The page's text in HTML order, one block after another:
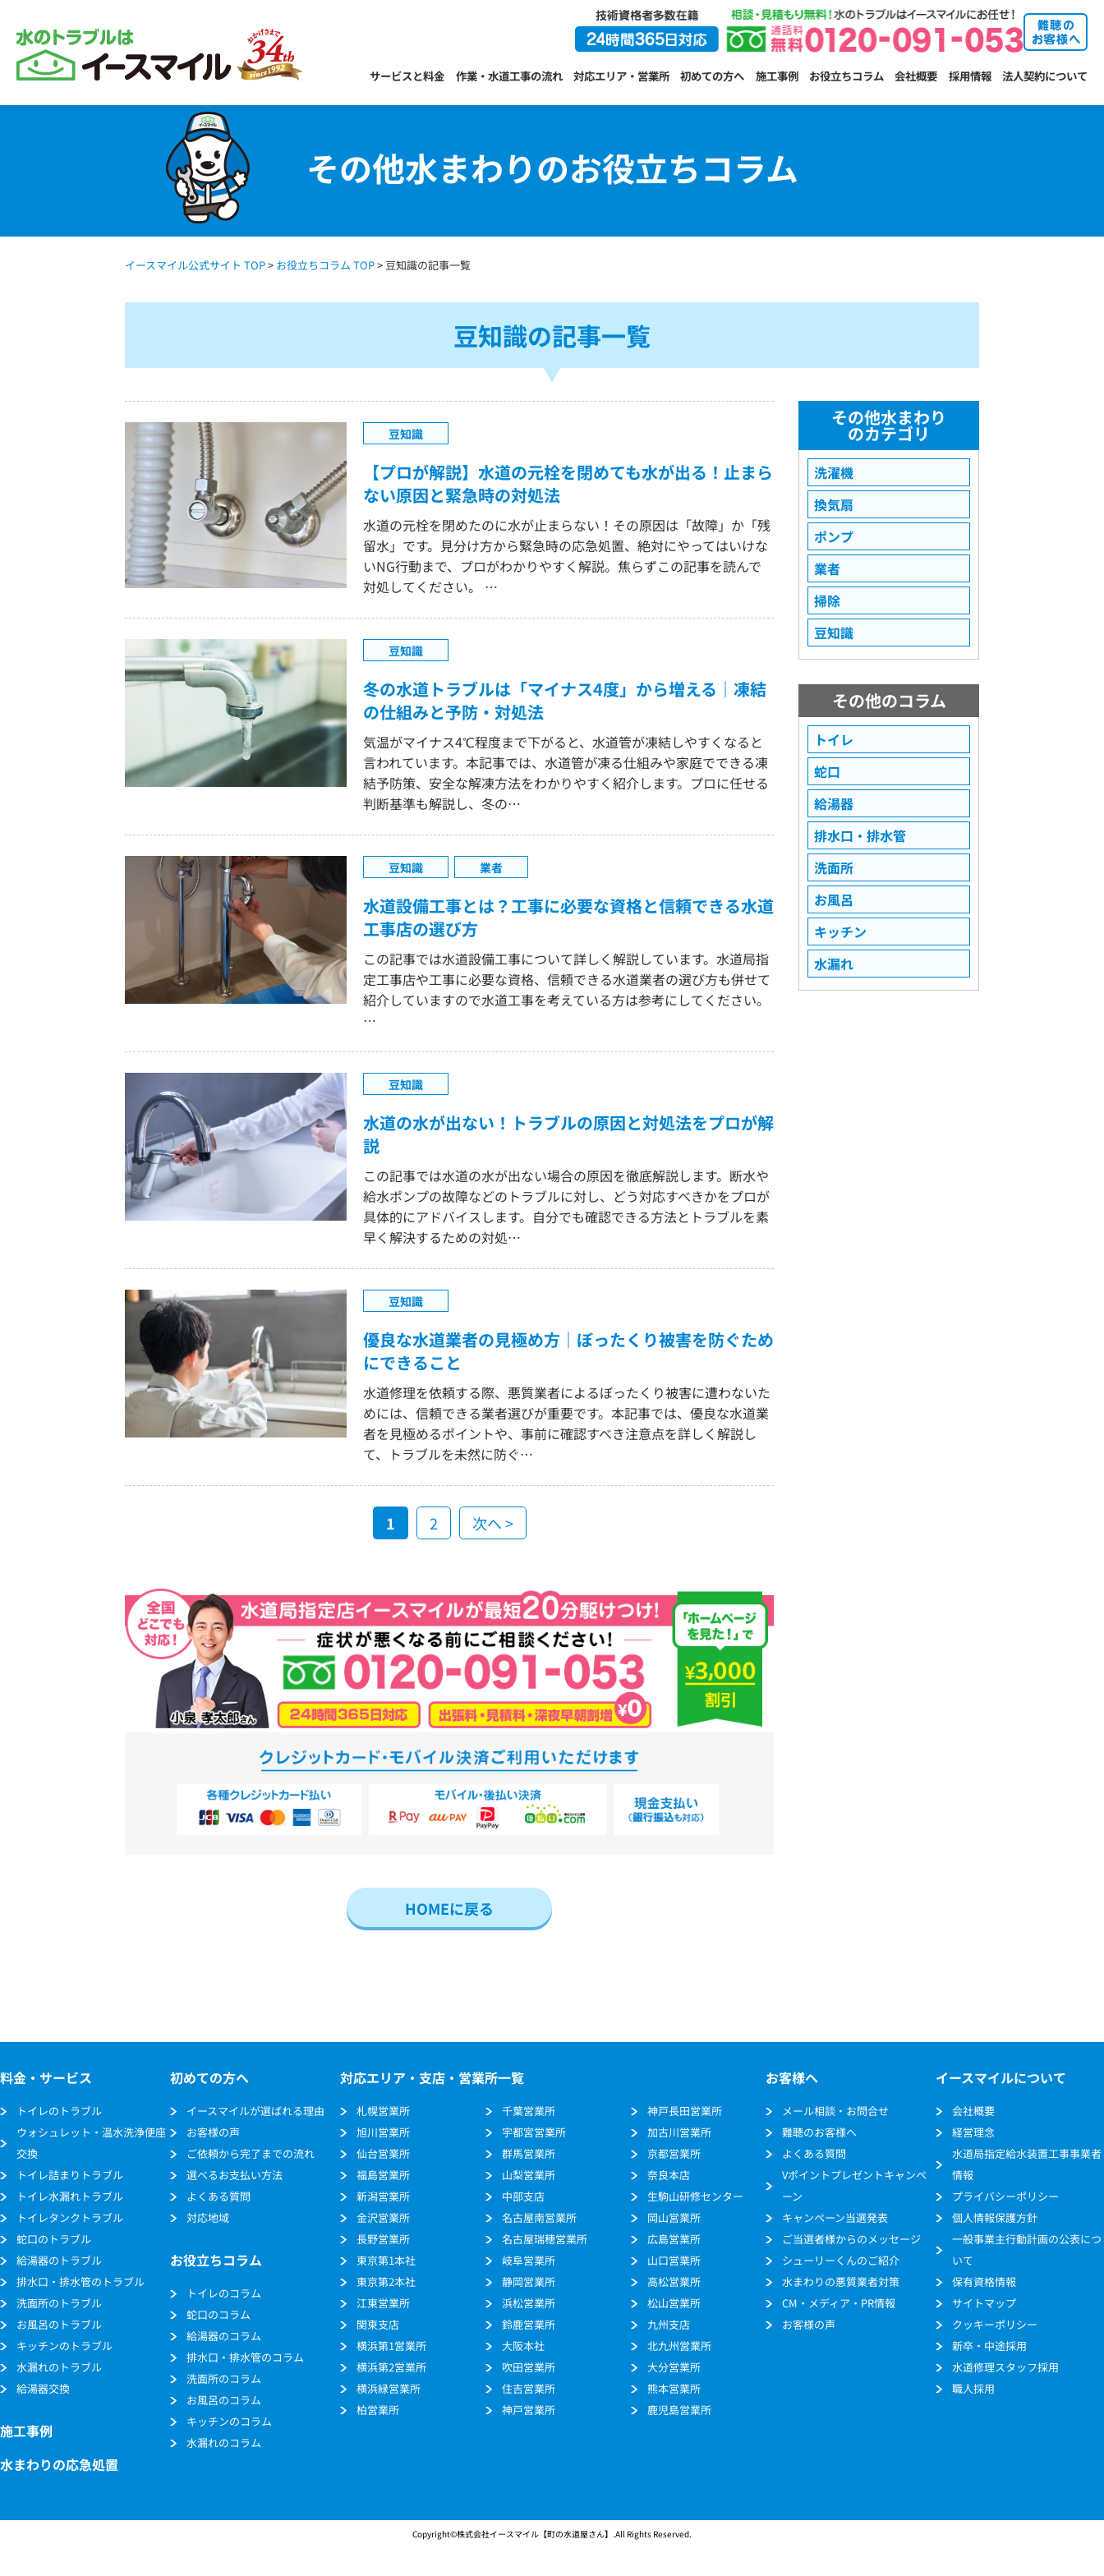
サービスと料金 作業・水道工事の流れ 対応エリア・営業所 初めての方へ 施工事例 お役立ちコラム 会社概要 採用情報 法人契約について
その他水まわりのお役立ちコラム
イースマイル公式サイト TOP> お役立ちコラム TOP> 豆知識の記事一覧
豆知識の記事一覧
豆知識
【プロが解説】水道の元栓を閉めても水が出る！止まら
ない原因と緊急時の対処法
水道の元栓を閉めたのに水が止まらない！その原因は「故障」か「残
留水」です。見分け方から緊急時の応急処置、絶対にやってはいけな
いNG行動まで、プロがわかりやすく解説。焦らずこの記事を読んで
対処してください。 …
豆知識
冬の水道トラブルは「マイナス4度」から増える｜凍結
の仕組みと予防・対処法
気温がマイナス4℃程度まで下がると、水道管が凍結しやすくなると
言われています。本記事では、水道管が凍る仕組みや家庭でできる凍
結予防策、安全な解凍方法をわかりやすく紹介します。プロに任せる
判断基準も解説し、冬の…
豆知識 業者
水道設備工事とは？工事に必要な資格と信頼できる水道
工事店の選び方
この記事では水道設備工事について詳しく解説しています。水道局指
定工事店や工事に必要な資格、信頼できる水道業者の選び方も併せて
紹介していますので水道工事を考えている方は参考にしてください。
…
豆知識
水道の水が出ない！トラブルの原因と対処法をプロが解
説
この記事では水道の水が出ない場合の原因を徹底解説します。断水や
給水ポンプの故障などのトラブルに対し、どう対応すべきかをプロが
具体的にアドバイスします。自分でも確認できる方法とトラブルを素
早く解決するための対処…
豆知識
優良な水道業者の見極め方｜ぼったくり被害を防ぐため
にできること
水道修理を依頼する際、悪質業者によるぼったくり被害に遭わないた
めには、信頼できる業者選びが重要です。本記事では、優良な水道業
者を見極めるポイントや、事前に確認すべき注意点を詳しく解説し
て、トラブルを未然に防ぐ…
1 2 次へ >
HOMEに戻る
その他水まわり
のカテゴリ
洗濯機
換気扇
ポンプ
業者
掃除
豆知識
その他のコラム
トイレ
蛇口
給湯器
排水口・排水管
洗面所
お風呂
キッチン
水漏れ
料金・サービス
トイレのトラブル
ウォシュレット・温水洗浄便座
交換
トイレ詰まりトラブル
トイレ水漏れトラブル
トイレタンクトラブル
蛇口のトラブル
給湯器のトラブル
排水口・排水管のトラブル
洗面所のトラブル
お風呂のトラブル
キッチンのトラブル
水漏れのトラブル
給湯器交換
施工事例
水まわりの応急処置
初めての方へ
イースマイルが選ばれる理由
お客様の声
ご依頼から完了までの流れ
選べるお支払い方法
よくある質問
対応地域
お役立ちコラム
トイレのコラム
蛇口のコラム
給湯器のコラム
排水口・排水管のコラム
洗面所のコラム
お風呂のコラム
キッチンのコラム
水漏れのコラム
対応エリア・支店・営業所一覧
札幌営業所
旭川営業所
仙台営業所
福島営業所
新潟営業所
金沢営業所
長野営業所
東京第1本社
東京第2本社
江東営業所
関東支店
横浜第1営業所
横浜第2営業所
横浜緑営業所
柏営業所
千葉営業所
宇都宮営業所
群馬営業所
山梨営業所
中部支店
名古屋南営業所
名古屋瑞穂営業所
岐阜営業所
静岡営業所
浜松営業所
鈴鹿営業所
大阪本社
吹田営業所
住吉営業所
神戸営業所
神戸長田営業所
加古川営業所
京都営業所
奈良本店
生駒山研修センター
岡山営業所
広島営業所
山口営業所
高松営業所
松山営業所
九州支店
北九州営業所
大分営業所
熊本営業所
鹿児島営業所
お客様へ
メール相談・お問合せ
難聴のお客様へ
よくある質問
Vポイントプレゼントキャンペ
ーン
キャンペーン当選発表
ご当選者様からのメッセージ
シューリーくんのご紹介
水まわりの悪質業者対策
CM・メディア・PR情報
お客様の声
イースマイルについて
会社概要
経営理念
水道局指定給水装置工事事業者
情報
プライバシーポリシー
個人情報保護方針
一般事業主行動計画の公表につ
いて
保有資格情報
サイトマップ
クッキーポリシー
新卒・中途採用
水道修理スタッフ採用
職人採用
Copyright©株式会社イースマイル【町の水道屋さん】.All Rights Reserved.